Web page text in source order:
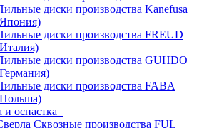
диски производства Kanefusa
диски производства FREUD
диски производства GUHDO
диски производства FABA
и оснастка
Сквозные производства FUL